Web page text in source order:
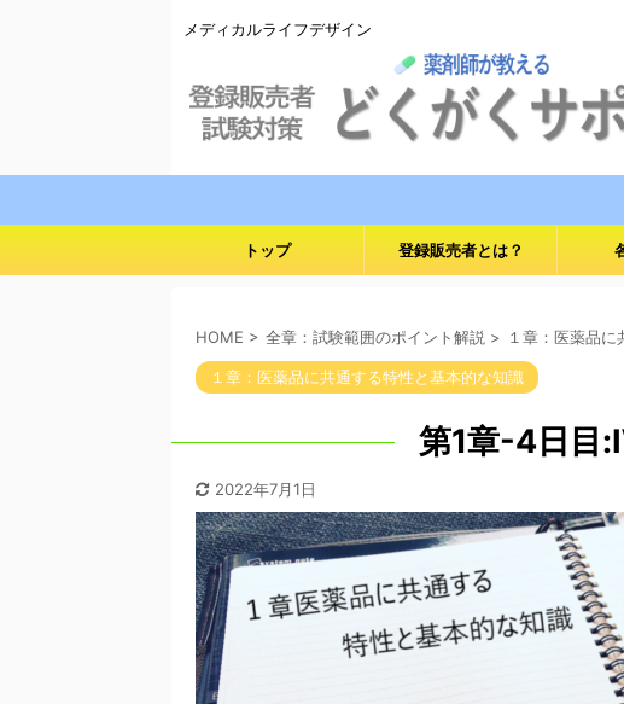
メディカルライフデザイン
トップ 登録販売者とは？
HOME > 全章：試験範囲のポイント解説 > １章：医薬品
１章：医薬品に共通する特性と基本的な知識
第1章-4日目
2022年7月1日